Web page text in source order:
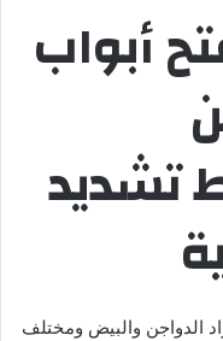
أبواب
تشديد
الدواجن والبيض ومختلف